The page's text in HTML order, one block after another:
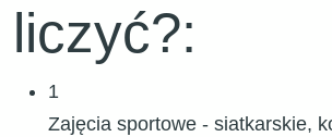
liczyć?:
1
Zajęcia sportowe - siatkarskie,